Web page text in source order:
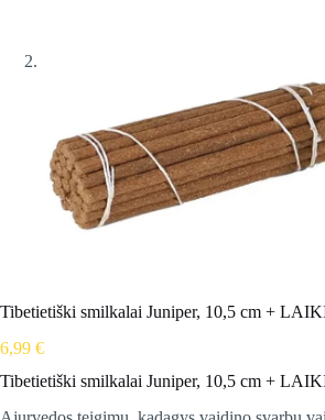
Tibetietiški smilkalai Juniper, 10,5 cm +
6,99 €
Tibetietiški smilkalai Juniper, 10,5 cm +